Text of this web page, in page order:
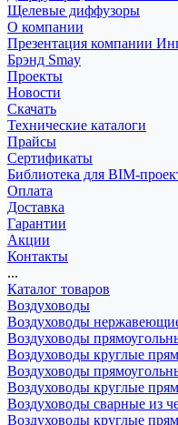
Щелевые диффузоры
О компании
Презентация компании
Брэнд Smay
Проекты
Новости
Скачать
Технические каталоги
Прайсы
Сертификаты
Библиотека для BIM-
Оплата
Доставка
Гарантии
Акции
Контакты
...
Каталог товаров
Воздуховоды
Воздуховоды
Воздуховоды
Воздуховоды круглые
Воздуховоды
Воздуховоды круглые
Воздуховоды сварные из
Воздуховоды круглые